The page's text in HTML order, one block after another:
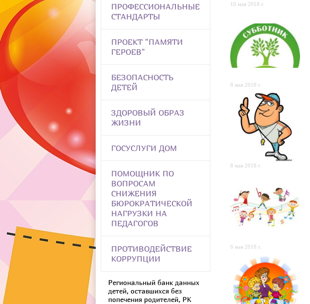
ПРОФЕССИОНАЛЬНЫЕ
СТАНДАРТЫ
ПРОЕКТ "ПАМЯТИ
ГЕРОЕВ"
БЕЗОПАСНОСТЬ
ДЕТЕЙ
ЗДОРОВЫЙ ОБРАЗ
ЖИЗНИ
ГОСУСЛУГИ ДОМ
ПОМОЩНИК ПО
ВОПРОСАМ
СНИЖЕНИЯ
БЮРОКРАТИЧЕСКОЙ
НАГРУЗКИ НА
ПЕДАГОГОВ
ПРОТИВОДЕЙСТВИЕ
КОРРУПЦИИ
Региональный банк данных
детей, оставшихся без
попечения родителей, РК
10 мая 2018 г.
8 мая 2018 г.
8 мая 2018 г.
6 мая 2018 г.